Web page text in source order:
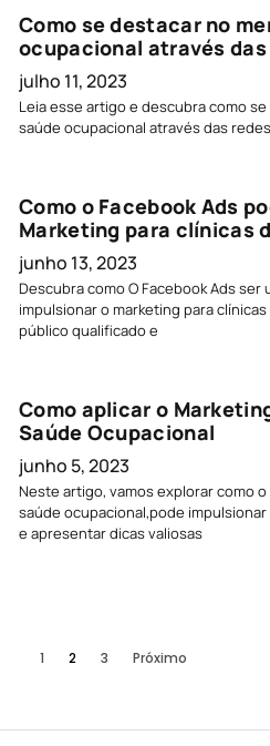
Como se destacar no
ocupacional através
julho 11, 2023
Leia esse artigo e descubra como
saúde ocupacional através das
Como o Facebook Ads
Marketing para clínicas
junho 13, 2023
Descubra como O Facebook Ads ser
impulsionar o marketing para
público qualificado e
Como aplicar o
Saúde Ocupacional
junho 5, 2023
Neste artigo, vamos explorar como
saúde ocupacional,pode
e apresentar dicas valiosas
1 2 3 Próximo